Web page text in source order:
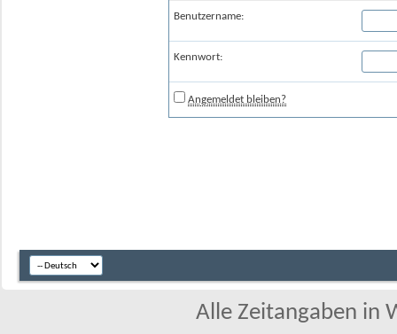
Benutzername:
Kennwort:
Angemeldet bleiben?
Alle Zeitangaben in